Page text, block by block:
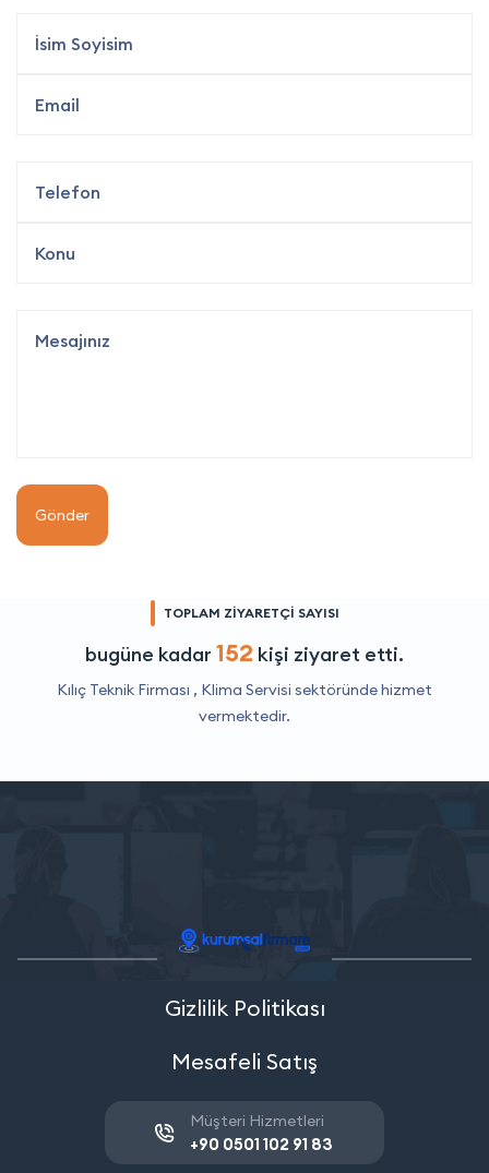
Gönder
TOPLAM ZİYARETÇİ SAYISI
bugüne kadar 152 kişi ziyaret etti.
Kılıç Teknik Firması , Klima Servisi sektöründe hizmet
vermektedir.
Gizlilik Politikası
Mesafeli Satış
Müşteri Hizmetleri
+90 0501 102 91 83